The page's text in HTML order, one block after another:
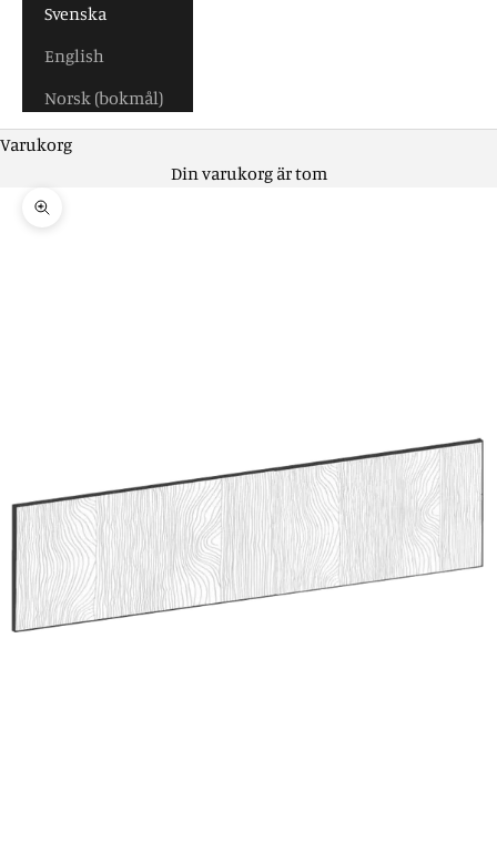
Svenska
English
Norsk (bokmål)
Varukorg
Din varukorg är tom
Zooma